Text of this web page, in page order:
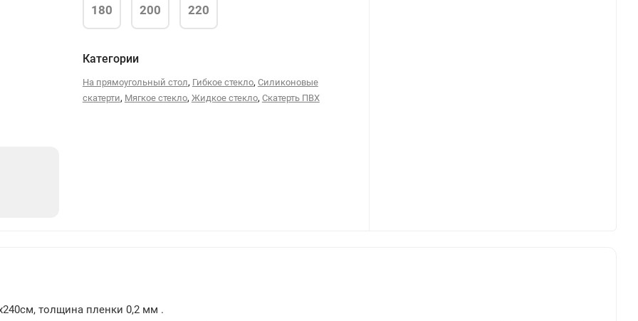
180 200 220
Категории
На прямоугольный стол, Гибкое стекло, Силиконовые
скатерти, Мягкое стекло, Жидкое стекло, Скатерть ПВХ
толщина пленки 0,2 мм .